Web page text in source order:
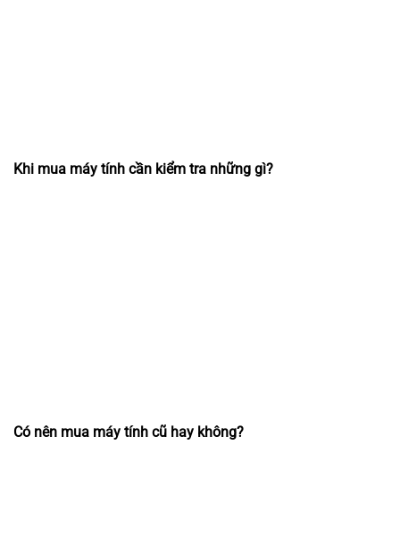
Khi mua máy tính cần kiểm tra những gì?
Có nên mua máy tính cũ hay không?